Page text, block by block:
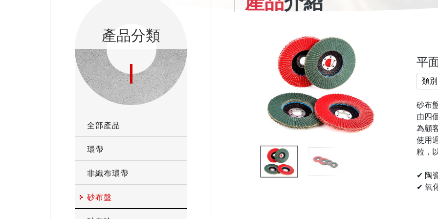
產品分類
全部產品
環帶
非織布環帶
砂布盤
平
類
砂布
由四
為顧
使用
粒，
✔ 陶
✔ 氧